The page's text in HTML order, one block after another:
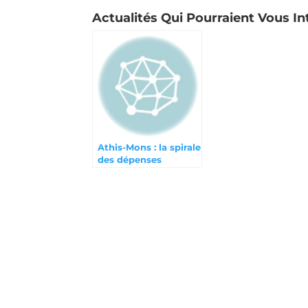
Actualités Qui Pourraient Vous
Athis-Mons : la spirale
des dépenses